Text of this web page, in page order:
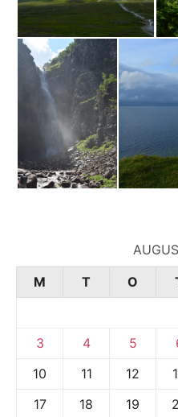
M
T O
3
4 5
10
11 12
17
18 19